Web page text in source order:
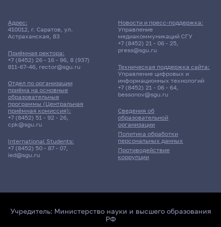
Адрес:
410012, г. Саратов, ул.
Астраханская, 83
Приёмная ректора:
+7 (8452) 26 - 16 - 96, 8 (937)
811-67-46, rector@sgu.ru
Отдел по организации
приёма на основные
образовательные
программы (Центральная
приёмная комиссия):
+7 (8452) 51 - 92 - 26,
cpk@sgu.ru
International Students:
+7 (8452) 50 - 87 - 07,
ied@sgu.ru
Сведения об
образовательной
организации
Политика обработки
персональных данных
Противодействие
коррупции
Новости и пресс-поддержка:
Управление
медиакоммуникаций СГУ
+7 (8452) 21 - 06 - 25,
press@sgu.ru
Техническая поддержка сайта:
Управление цифровых и
информационных технологий
+7 (8452) 21 - 06 - 64,
bessonov@sgu.ru
Учредитель: Министерство науки и высшего образования
РФ